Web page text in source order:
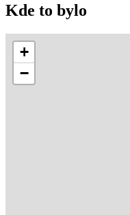
Kde to bylo
+
−